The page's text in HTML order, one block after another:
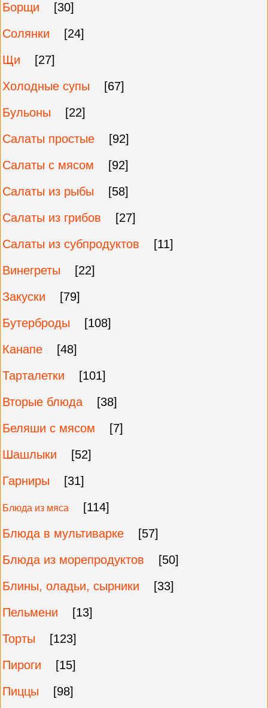
Борщи
[30]
Солянки
[24]
Щи
[27]
Холодные супы
[67]
Бульоны
[22]
Салаты простые
[92]
Салаты с мясом
[92]
Салаты из рыбы
[58]
Салаты из грибов
[27]
Салаты из субпродуктов
[11]
Винегреты
[22]
Закуски
[79]
Бутерброды
[108]
Канапе
[48]
Тарталетки
[101]
Вторые блюда
[38]
Беляши с мясом
[7]
Шашлыки
[52]
Гарниры
[31]
Блюда из мяса
[114]
Блюда в мультиварке
[57]
Блюда из морепродуктов
[50]
Блины, оладьи, сырники
[33]
Пельмени
[13]
Торты
[123]
Пироги
[15]
Пиццы
[98]